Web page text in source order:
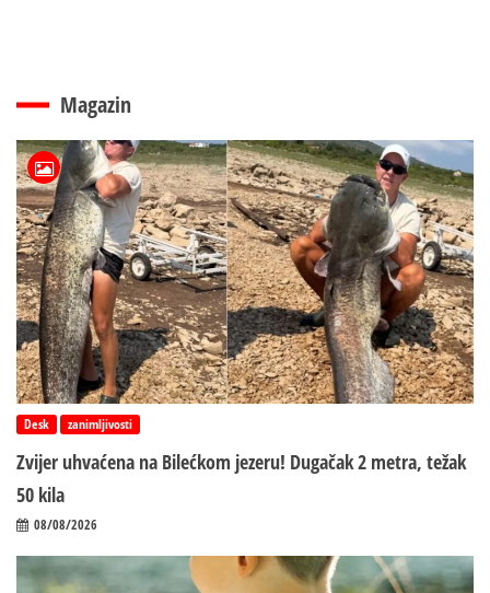
Magazin
Desk zanimljivosti
Zvijer uhvaćena na Bilećkom jezeru! Dugačak 2 metra, težak
50 kila
08/08/2026